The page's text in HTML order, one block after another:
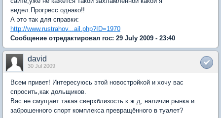
видел.Прогресс однако!!
А это так для справки:
http://www.rustrahov...ail.php?ID=1970
Сообщение отредактировал roc: 29 July 2009 - 23:40
david
30 Jul 2009
Всем привет! Интересуюсь этой новостройкой и хочу вас
спросить,как дольщиков.
Вас не смущает такая сверхблизость к ж.д, наличие рынка и
заброшенного спорт комплекса превращённого в туалет?